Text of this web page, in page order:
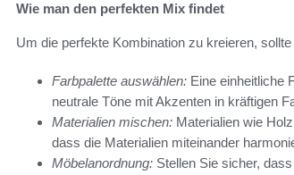
Wie man den perfekten Mix findet
Um die perfekte Kombination zu kreieren,
Farbpalette auswählen: Eine einheitliche
neutrale Töne mit Akzenten in kräftigen
Materialien mischen: Materialien wie
dass die Materialien miteinander
Möbelanordnung: Stellen Sie sicher,